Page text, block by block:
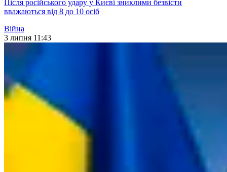
Після російського удару у Києві зниклими безвісти
вважаються від 8 до 10 осіб
Війна
3 липня 11:43